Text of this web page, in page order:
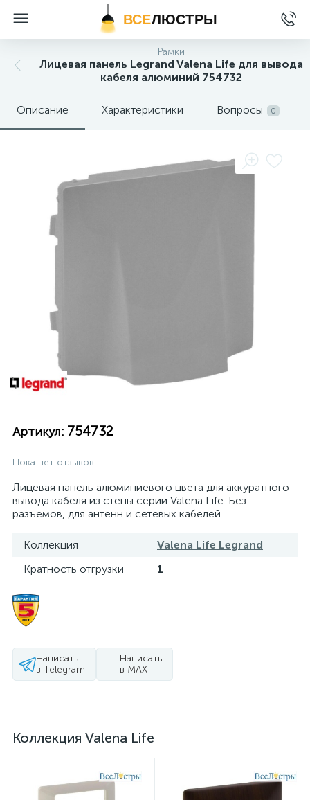
ВСЕЛЮСТРЫ
Рамки
Лицевая панель Legrand Valena Life для вывода
кабеля алюминий 754732
Описание Характеристики Вопросы 0
Артикул: 754732
Пока нет отзывов
Лицевая панель алюминиевого цвета для аккуратного
вывода кабеля из стены серии Valena Life. Без
разъёмов, для антенн и сетевых кабелей.
Коллекция
Valena Life Legrand
Кратность отгрузки
1
Написать
в Telegram
Написать
в MAX
Коллекция Valena Life